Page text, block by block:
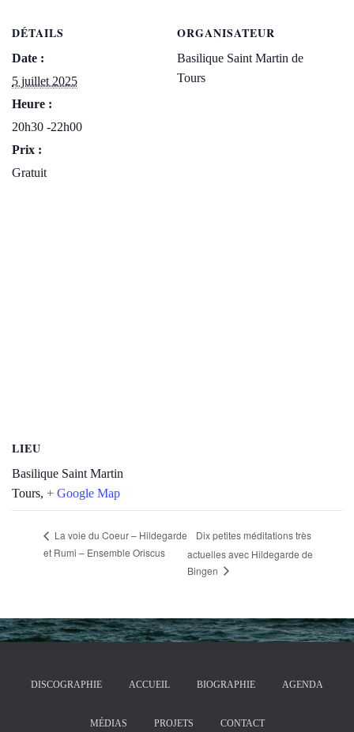
DÉTAILS
Date :
5 juillet 2025
Heure :
20h30 -22h00
Prix :
Gratuit
ORGANISATEUR
Basilique Saint Martin de
Tours
LIEU
Basilique Saint Martin
Tours, + Google Map
La voie du Coeur – Hildegarde
et Rumi – Ensemble Oriscus
Dix petites méditations très
actuelles avec Hildegarde de
Bingen
DISCOGRAPHIE ACCUEIL BIOGRAPHIE AGENDA
MÉDIAS PROJETS CONTACT